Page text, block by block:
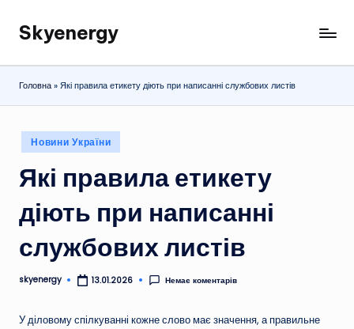
Перейти
вмісту
Skyenergy
Головна»Які правила етикету діють при написанні службових листів
Опубліковано
у
Новини України
Які правила етикету
діють при написанні
службових листів
Опубліковано
skyenergy 13.01.2026 Немає коментарів
У діловому спілкуванні кожне слово має значення, а правильне